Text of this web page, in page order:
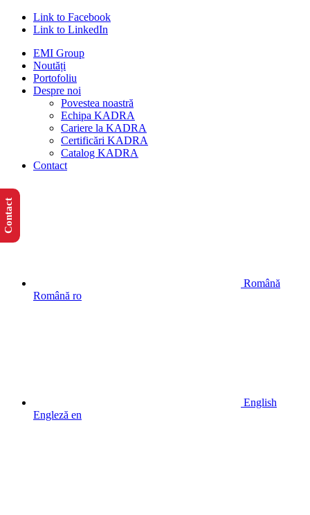
Link to Facebook
Link to LinkedIn
EMI Group
Noutăți
Portofoliu
Despre noi
Povestea noastră
Echipa KADRA
Cariere la KADRA
Certificări KADRA
Catalog KADRA
Contact
Română
Română ro
English
Engleză en
Contact